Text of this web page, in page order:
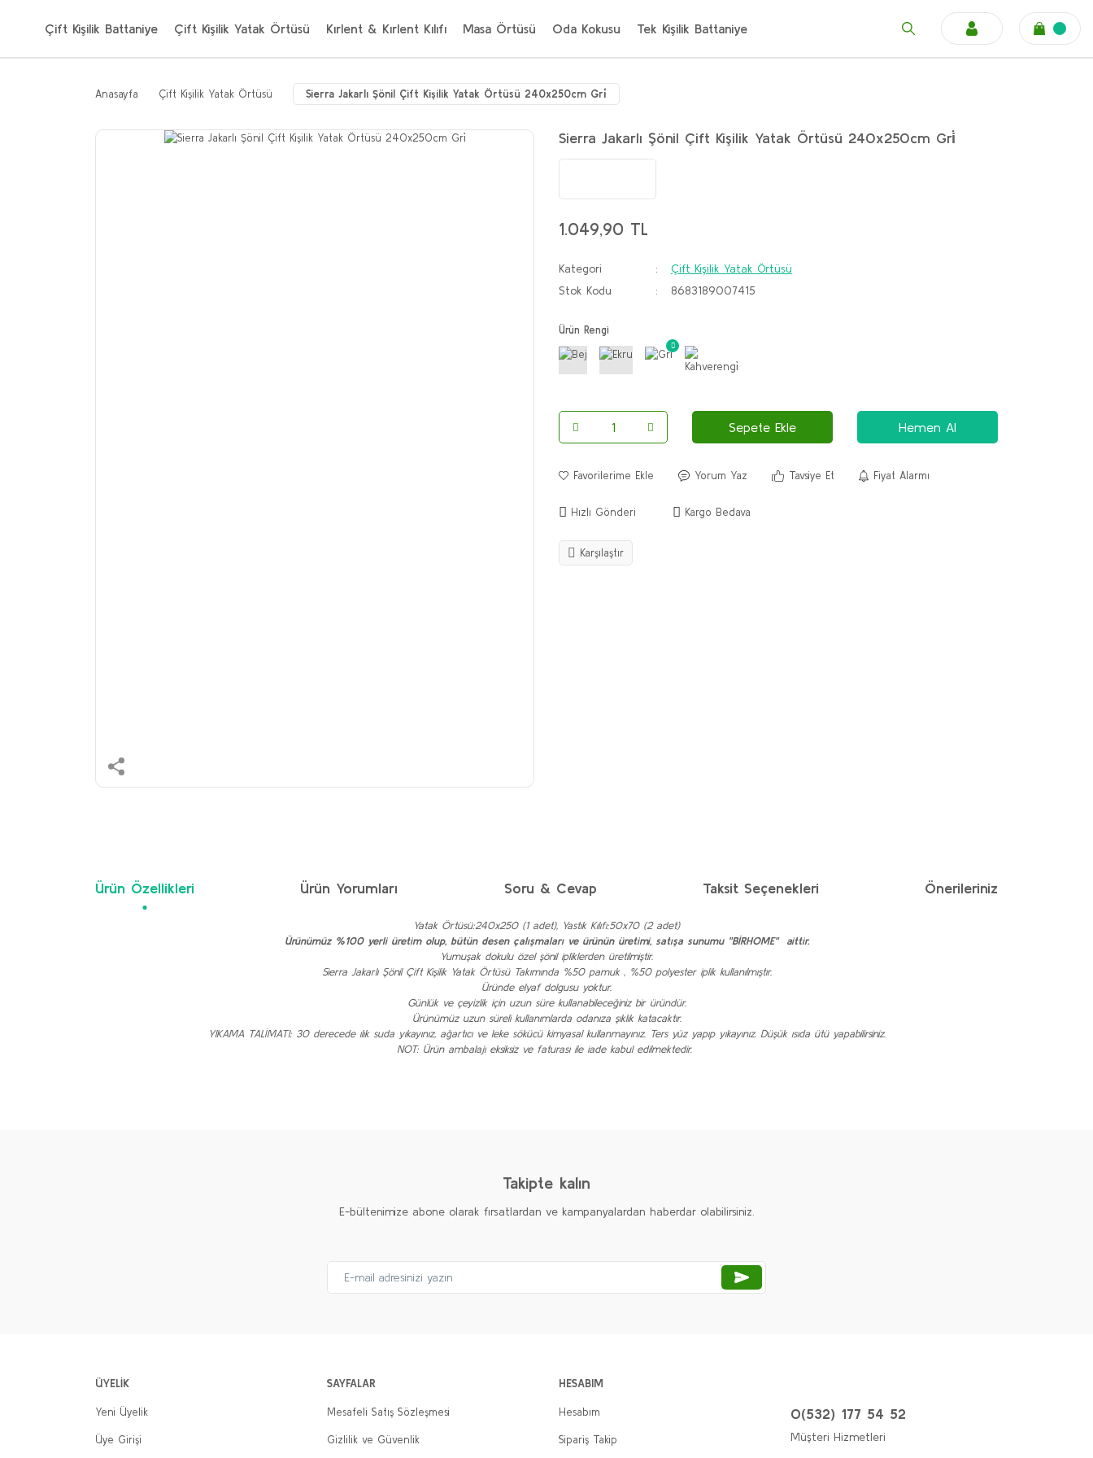
Çift Kişilik Battaniye Çift Kişilik Yatak Örtüsü Kırlent & Kırlent Kılıfı Masa Örtüsü Oda Kokusu Tek Kişilik Battaniye
Anasayfa Çift Kişilik Yatak Örtüsü Sierra Jakarlı Şönil Çift Kişilik Yatak Örtüsü 240x250cm Gri̇
Sierra Jakarlı Şönil Çift Kişilik Yatak Örtüsü 240x250cm Gri̇
1.049,90 TL
Kategori
Çift Kişilik Yatak Örtüsü
Stok Kodu
8683189007415
Ürün Rengi
Sepete Ekle Hemen Al
Yorum Yaz Tavsiye Et Fiyat Alarmı
Hızlı Gönderi Kargo Bedava
Karşılaştır
Ürün Özellikleri Ürün Yorumları Soru & Cevap Taksit Seçenekleri Önerileriniz
Yatak Örtüsü:240x250 (1 adet), Yastık Kılıfı:50x70 (2 adet)
Ürünümüz %100 yerli üretim olup, bütün desen çalışmaları ve ürünün üretimi, satışa sunumu "BİRHOME" aittir.
Yumuşak dokulu özel şönil ipliklerden üretilmiştir.
Sierra Jakarlı Şönil Çift Kişilik Yatak Örtüsü Takımında %50 pamuk , %50 polyester iplik kullanılmıştır.
Üründe elyaf dolgusu yoktur.
Günlük ve çeyizlik için uzun süre kullanabileceğiniz bir üründür.
Ürünümüz uzun süreli kullanımlarda odanıza şıklık katacaktır.
YIKAMA TALİMATI: 30 derecede ılık suda yıkayınız, ağartıcı ve leke sökücü kimyasal kullanmayınız. Ters yüz yapıp yıkayınız. Düşük ısıda ütü yapabilirsiniz.
NOT: Ürün ambalajı eksiksiz ve faturası ile iade kabul edilmektedir.
Takipte kalın
E-bültenimize abone olarak fırsatlardan ve kampanyalardan haberdar olabilirsiniz.
ÜYELİK
Yeni Üyelik
Üye Girişi
SAYFALAR
Mesafeli Satış Sözleşmesi
Gizlilik ve Güvenlik
HESABIM
Hesabım
Sipariş Takip
0(532) 177 54 52
Müşteri Hizmetleri